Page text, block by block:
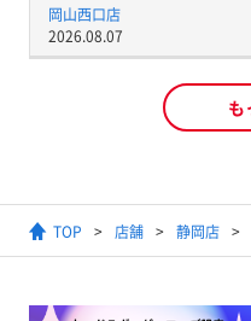
岡山西口店
2026.08.07
も
TOP 店舗 静岡店